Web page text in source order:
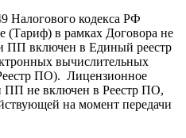
Налогового кодекса РФ
(Тариф) в рамках Договора не
ПП включен в Единый реестр
вычислительных
ПО). Лицензионное
ПП не включен в Реестр ПО,
на момент передачи